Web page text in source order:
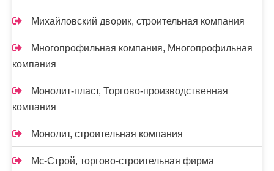
Михайловский дворик, строительная компания
Многопрофильная компания, Многопрофильная
компания
Монолит-пласт, Торгово-производственная
компания
Монолит, строительная компания
Мс-Строй, торгово-строительная фирма